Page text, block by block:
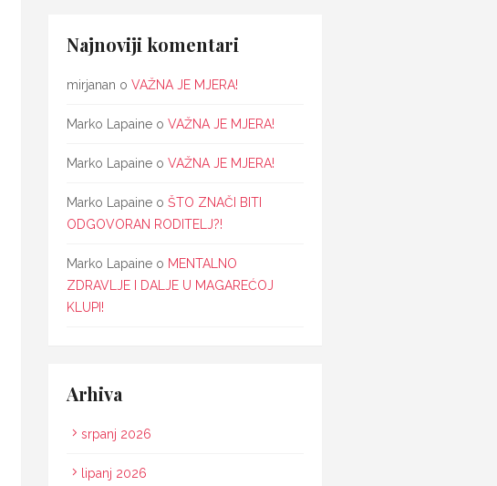
Najnoviji komentari
mirjanan o VAŽNA JE MJERA!
Marko Lapaine o VAŽNA JE MJERA!
Marko Lapaine o VAŽNA JE MJERA!
Marko Lapaine o ŠTO ZNAČI BITI
ODGOVORAN RODITELJ?!
Marko Lapaine o MENTALNO
ZDRAVLJE I DALJE U MAGAREĆOJ
KLUPI!
Arhiva
srpanj 2026
lipanj 2026